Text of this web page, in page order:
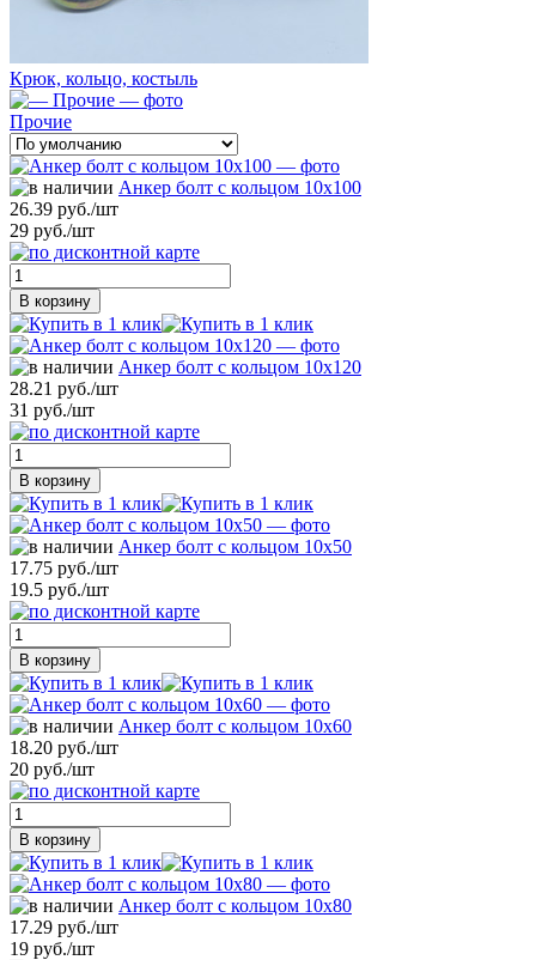
Крюк, кольцо, костыль
Прочие
Анкер болт с кольцом 10х100
26.39 руб./шт
29 руб./шт
В корзину
Анкер болт с кольцом 10х120
28.21 руб./шт
31 руб./шт
В корзину
Анкер болт с кольцом 10х50
17.75 руб./шт
19.5 руб./шт
В корзину
Анкер болт с кольцом 10х60
18.20 руб./шт
20 руб./шт
В корзину
Анкер болт с кольцом 10х80
17.29 руб./шт
19 руб./шт